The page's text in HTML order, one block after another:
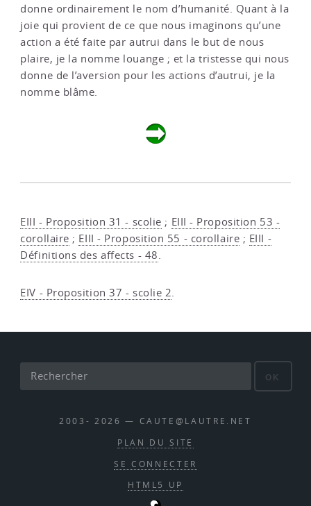
donne ordinairement le nom d’humanité. Quant à la
joie qui provient de ce que nous imaginons qu’une
action a été faite par autrui dans le but de nous
plaire, je la nomme louange ; et la tristesse qui nous
donne de l’aversion pour les actions d’autrui, je la
nomme blâme.
EIII - Proposition 31 - scolie ; EIII - Proposition 53 -
corollaire ; EIII - Proposition 55 - corollaire ; EIII -
Définitions des affects - 48.
EIV - Proposition 37 - scolie 2.
OK
2003- 2026 — CAUTE@LAUTRE.NET
PLAN DU SITE
SE CONNECTER
HTML5 UP